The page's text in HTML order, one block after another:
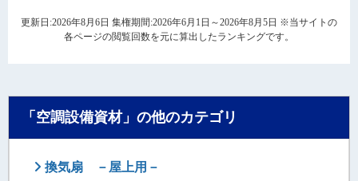
更新日:2026年8月6日 集権期間:2026年6月1日～2026年8月5日 ※当サイトの
各ページの閲覧回数を元に算出したランキングです。
「空調設備資材」の他のカテゴリ
換気扇 －屋上用－